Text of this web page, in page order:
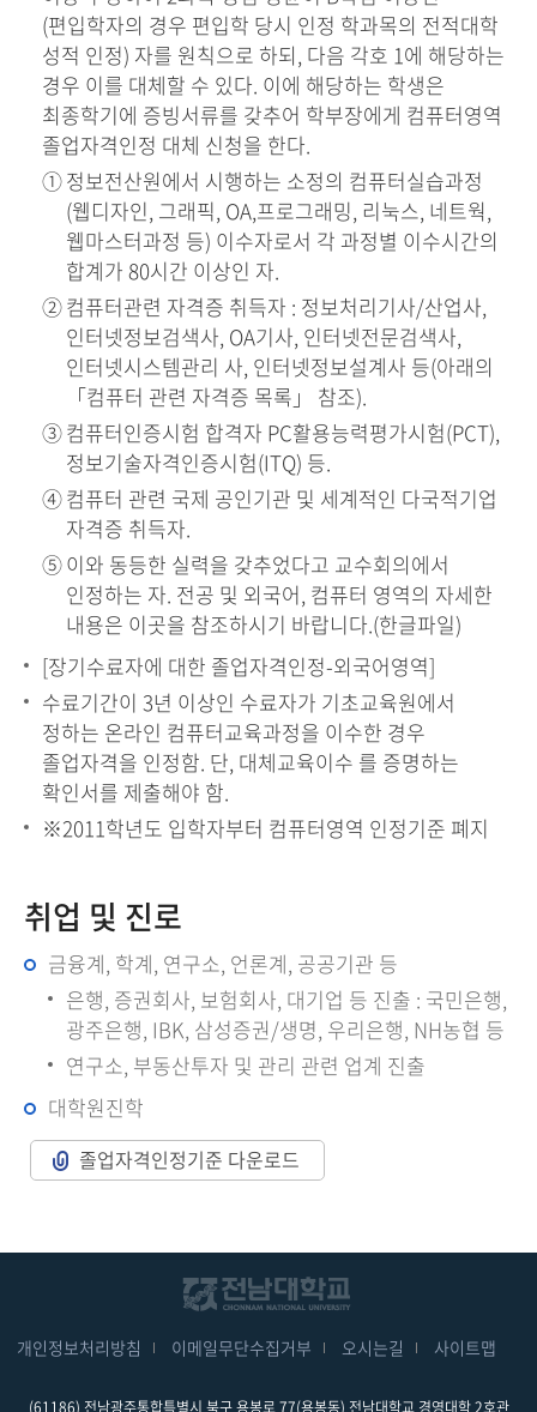
(편입학자의 경우 편입학 당시 인정 학과목의 전적대학
성적 인정) 자를 원칙으로 하되, 다음 각호 1에 해당하는
경우 이를 대체할 수 있다. 이에 해당하는 학생은
최종학기에 증빙서류를 갖추어 학부장에게 컴퓨터영역
졸업자격인정 대체 신청을 한다.
정보전산원에서 시행하는 소정의 컴퓨터실습과정
(웹디자인, 그래픽, OA,프로그래밍, 리눅스, 네트웍,
웹마스터과정 등) 이수자로서 각 과정별 이수시간의
합계가 80시간 이상인 자.
컴퓨터관련 자격증 취득자 : 정보처리기사/산업사,
인터넷정보검색사, OA기사, 인터넷전문검색사,
인터넷시스템관리 사, 인터넷정보설계사 등(아래의
「컴퓨터 관련 자격증 목록」 참조).
컴퓨터인증시험 합격자 PC활용능력평가시험(PCT),
정보기술자격인증시험(ITQ) 등.
컴퓨터 관련 국제 공인기관 및 세계적인 다국적기업
자격증 취득자.
이와 동등한 실력을 갖추었다고 교수회의에서
인정하는 자. 전공 및 외국어, 컴퓨터 영역의 자세한
내용은 이곳을 참조하시기 바랍니다.(한글파일)
[장기수료자에 대한 졸업자격인정-외국어영역]
수료기간이 3년 이상인 수료자가 기초교육원에서
정하는 온라인 컴퓨터교육과정을 이수한 경우
졸업자격을 인정함. 단, 대체교육이수 를 증명하는
확인서를 제출해야 함.
※2011학년도 입학자부터 컴퓨터영역 인정기준 폐지
취업 및 진로
금융계, 학계, 연구소, 언론계, 공공기관 등
은행, 증권회사, 보험회사, 대기업 등 진출 : 국민은행,
광주은행, IBK, 삼성증권/생명, 우리은행, NH농협 등
연구소, 부동산투자 및 관리 관련 업계 진출
대학원진학
졸업자격인정기준 다운로드
개인정보처리방침 이메일무단수집거부 오시는길 사이트맵
(61186) 전남광주통합특별시 북구 용봉로 77(용봉동) 전남대학교 경영대학 2호관